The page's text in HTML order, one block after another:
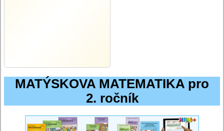
MATÝSKOVA MATEMATIKA pro
2. ročník